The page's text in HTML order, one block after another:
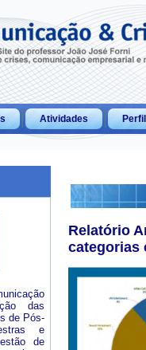
Atividades Perfil
das
de Pós-
e
de
Relatório
categorias